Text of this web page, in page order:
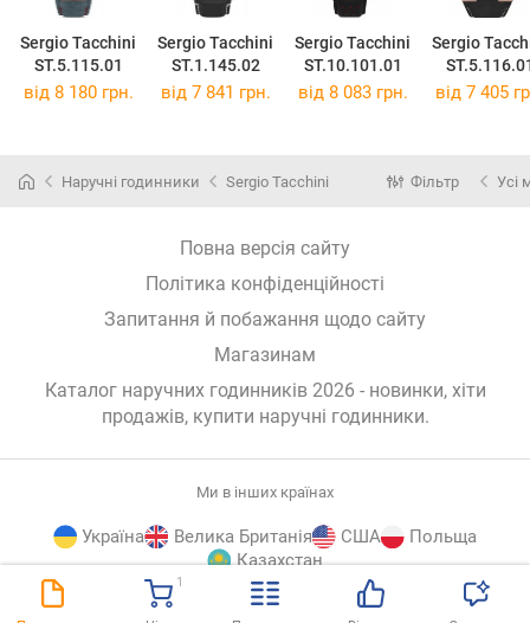
1
Sergio Tacchini
ST.5.115.01
Sergio Tacchini
ST.1.145.02
Sergio Tacchini
ST.10.101.01
Sergio
від 8 180 грн. від 7 841 грн. від 8 083 грн. від 7 405
Наручні годинники Sergio Tacchini Фільтр Усі
Повна версія сайту
Політика конфіденційності
Запитання й побажання щодо сайту
Магазинам
Каталог наручних годинників 2026 - новинки, хіти
продажів, купити наручні годинники.
Ми в інших країнах
Україна Велика Британія США
Польща
Казахстан